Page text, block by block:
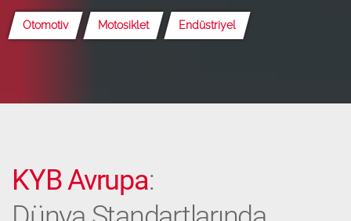
Otomotiv Motosiklet Endüstriyel
KYB Avrupa: